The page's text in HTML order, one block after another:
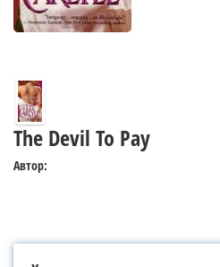
The Devil To Pay
Автор: